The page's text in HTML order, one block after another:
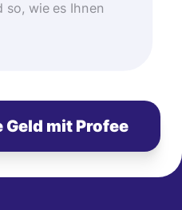
so, wie es Ihnen
Geld mit Profee